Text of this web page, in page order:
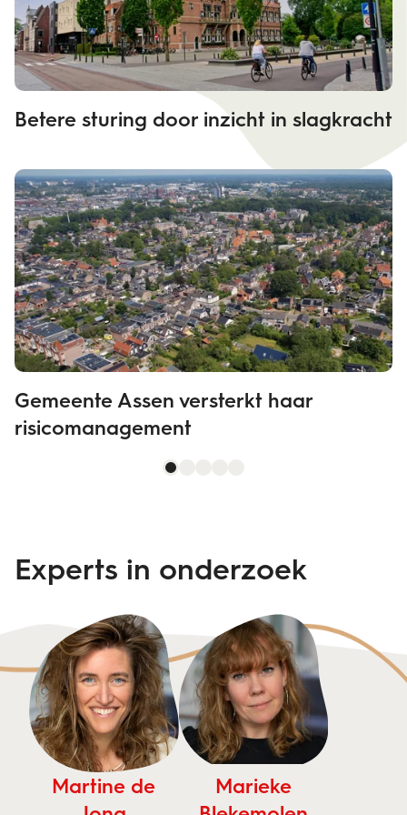
Betere sturing door inzicht in slagkracht
Gemeente Assen versterkt haar
risicomanagement
Experts in onderzoek
Martine de
Marieke